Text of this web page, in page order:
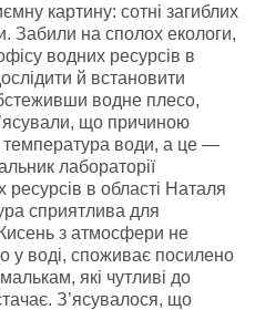
картину: сотні загиблих
Забили на сполох екологи,
водних ресурсів в
й встановити
водне плесо,
що причиною
температура води, а це —
лабораторії
ресурсів в області Наталя
сприятлива для
з атмосфери не
у воді, споживає посилено
малькам, які чутливі до
З’ясувалося, що